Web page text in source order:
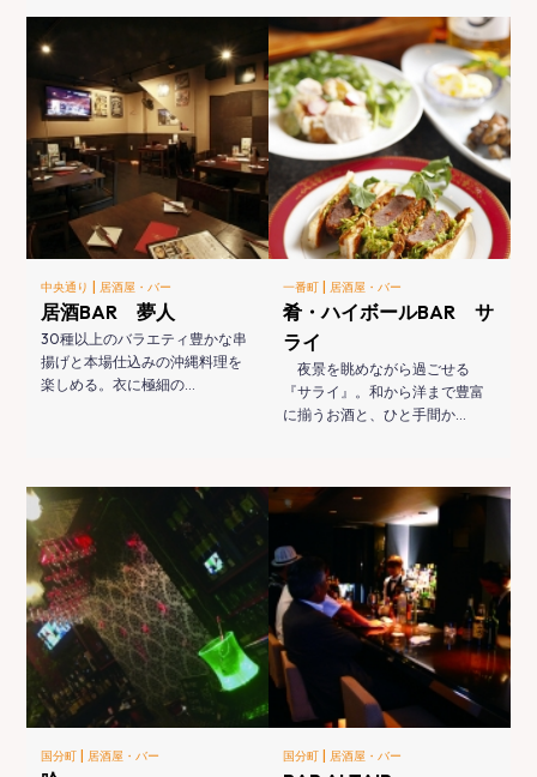
中央通り | 居酒屋・バー
居酒BAR 夢人
30種以上のバラエティ豊かな串
揚げと本場仕込みの沖縄料理を
楽しめる。衣に極細の…
一番町 | 居酒屋・バー
肴・ハイボールBAR サ
ライ
夜景を眺めながら過ごせる
『サライ』。和から洋まで豊富
に揃うお酒と、ひと手間か…
国分町 | 居酒屋・バー 国分町 | 居酒屋・バー